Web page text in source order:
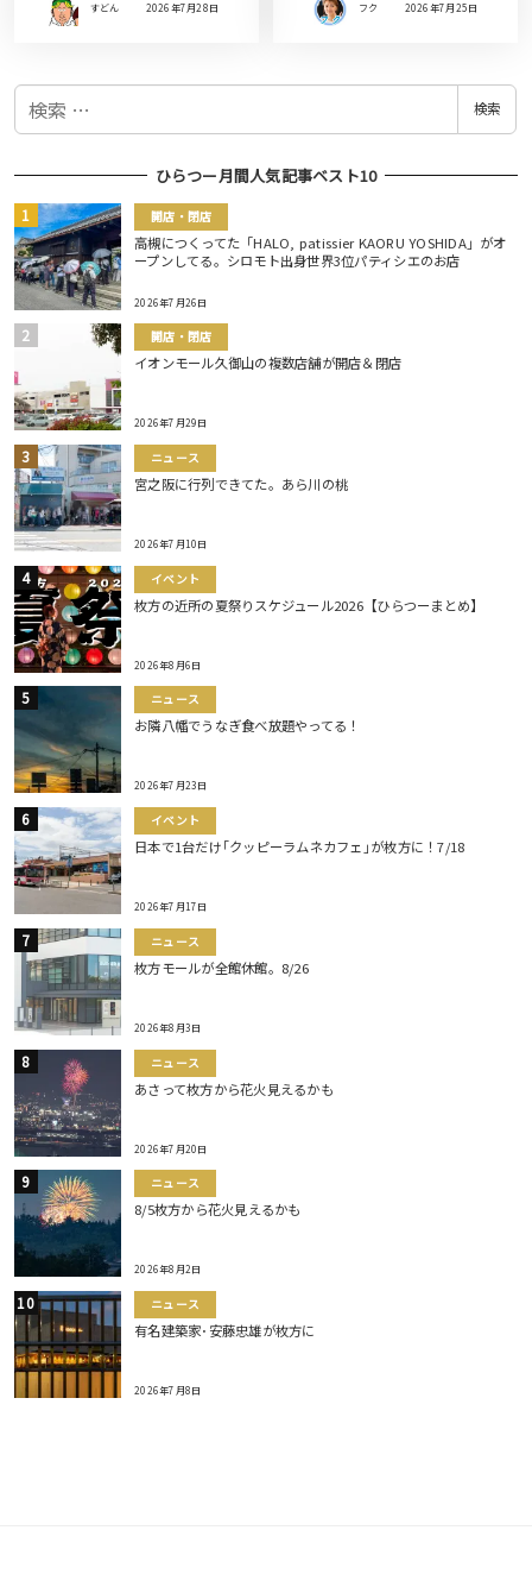
すどん 2026年7月28日 フク 2026年7月25日
検
検索
ひらつー月間人気記事ベスト10
開店・閉店
高槻につくってた「HALO, patissier KAORU YOSHIDA」がオ
ープンしてる。シロモト出身世界3位パティシエのお店
2026年7月26日
開店・閉店
イオンモール久御山の複数店舗が開店＆閉店
2026年7月29日
ニュース
宮之阪に行列できてた。あら川の桃
2026年7月10日
イベント
枚方の近所の夏祭りスケジュール2026【ひらつーまとめ】
2026年8月6日
ニュース
お隣八幡でうなぎ食べ放題やってる！
2026年7月23日
イベント
日本で1台だけ｢クッピーラムネカフェ｣が枚方に！7/18
2026年7月17日
ニュース
枚方モールが全館休館。8/26
2026年8月3日
ニュース
あさって枚方から花火見えるかも
2026年7月20日
ニュース
8/5枚方から花火見えるかも
2026年8月2日
ニュース
有名建築家･安藤忠雄が枚方に
2026年7月8日